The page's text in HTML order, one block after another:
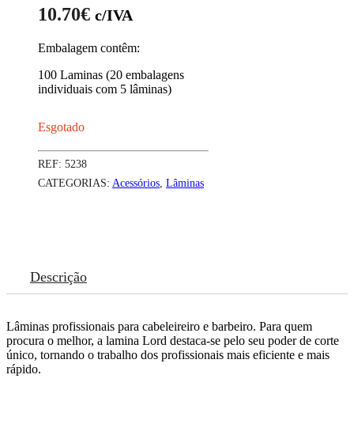
10.70€ c/IVA
Embalagem contêm:
100 Laminas (20 embalagens
individuais com 5 lâminas)
Esgotado
REF: 5238
CATEGORIAS: Acessórios, Lâminas
Descrição
Lâminas profissionais para cabeleireiro e barbeiro. Para quem
procura o melhor, a lamina Lord destaca-se pelo seu poder de corte
único, tornando o trabalho dos profissionais mais eficiente e mais
rápido.